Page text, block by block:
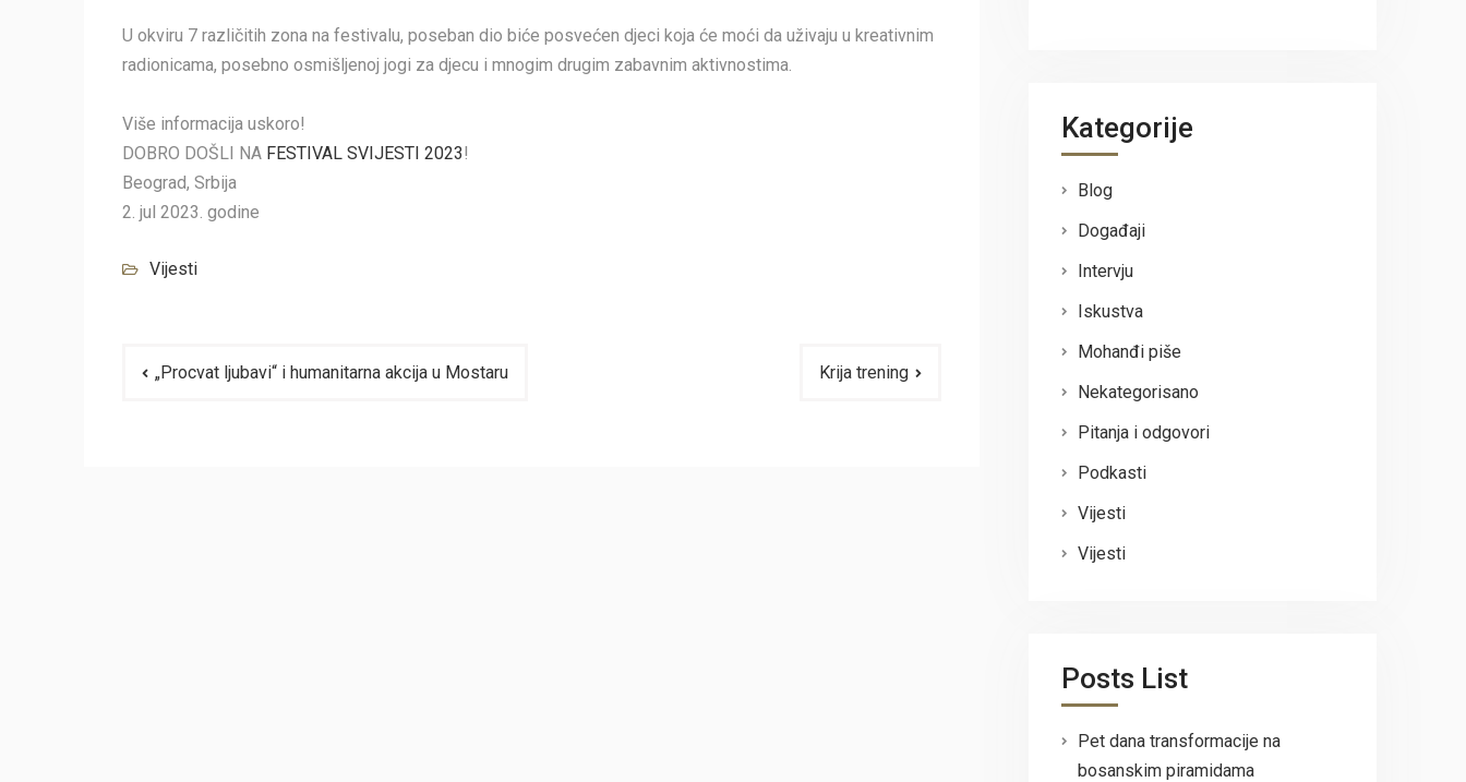
U okviru 7 različitih zona na festivalu, poseban dio biće posvećen djeci koja će moći da uživaju u kreativnim
radionicama, posebno osmišljenoj jogi za djecu i mnogim drugim zabavnim aktivnostima.
Više informacija uskoro!
DOBRO DOŠLI NA FESTIVAL SVIJESTI 2023!
Beograd, Srbija
2. jul 2023. godine
Vijesti
Navigacija
„Procvat ljubavi“ i humanitarna akcija u Mostaru Krija trening
Kategorije
Blog
Događaji
Intervju
Iskustva
Mohanđi piše
Nekategorisano
Pitanja i odgovori
Podkasti
Vijesti
Vijesti
Posts List
Pet dana transformacije na
bosanskim piramidama